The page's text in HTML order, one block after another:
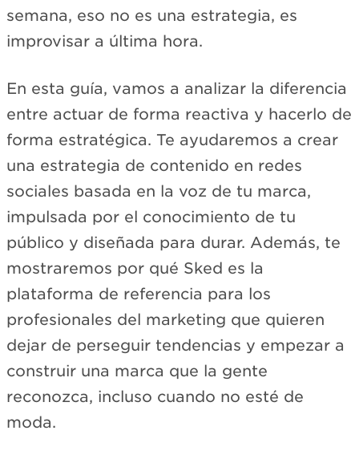
semana, eso no es una estrategia, es
improvisar a última hora.
En esta guía, vamos a analizar la diferencia
entre actuar de forma reactiva y hacerlo de
forma estratégica. Te ayudaremos a crear
una estrategia de contenido en redes
sociales basada en la voz de tu marca,
impulsada por el conocimiento de tu
público y diseñada para durar. Además, te
mostraremos por qué Sked es la
plataforma de referencia para los
profesionales del marketing que quieren
dejar de perseguir tendencias y empezar a
construir una marca que la gente
reconozca, incluso cuando no esté de
moda.